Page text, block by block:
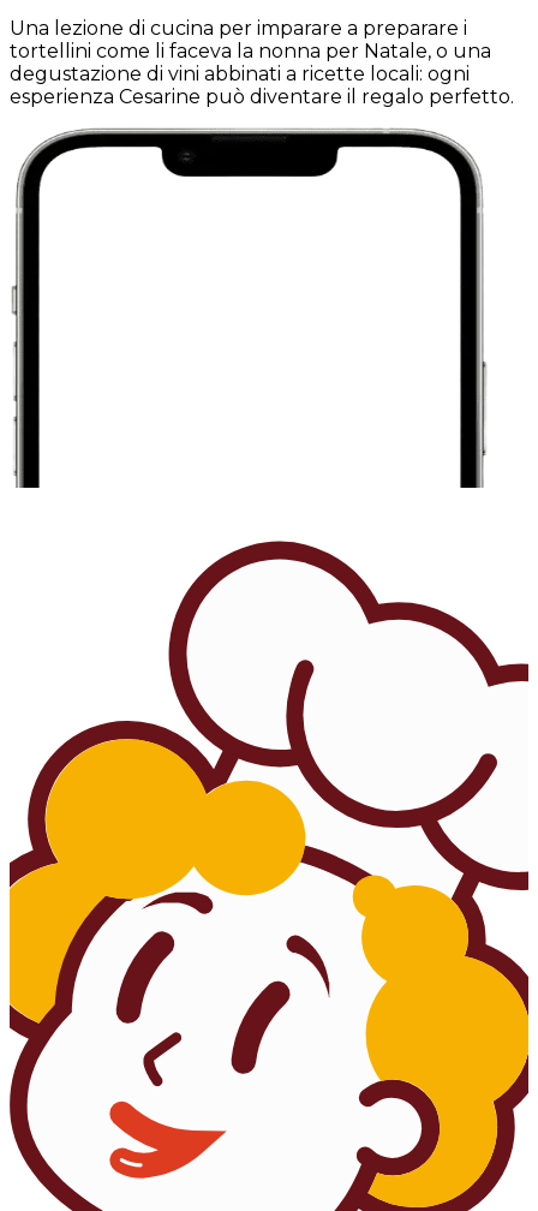
Una lezione di cucina per imparare a preparare i
tortellini come li faceva la nonna per Natale, o una
degustazione di vini abbinati a ricette locali: ogni
esperienza Cesarine può diventare il regalo perfetto.